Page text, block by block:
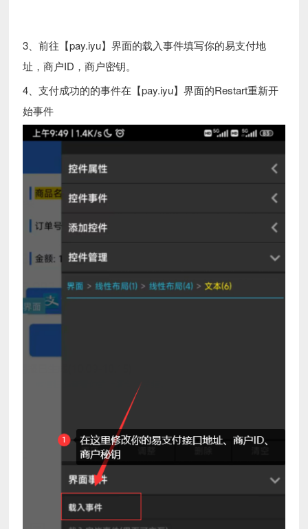
3、前往【pay.iyu】界面的载入事件填写你的易支付地
址，商户ID，商户密钥。
4、支付成功的的事件在【pay.iyu】界面的Restart重新开
始事件